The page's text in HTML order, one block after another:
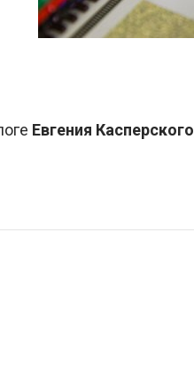
Евгения Касперского